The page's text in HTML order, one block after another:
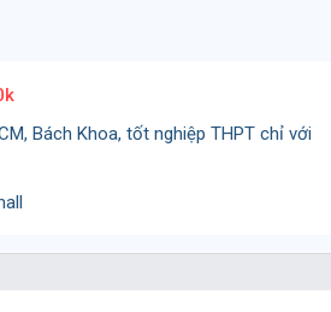
Bách Khoa, tốt nghiệp THPT chỉ với